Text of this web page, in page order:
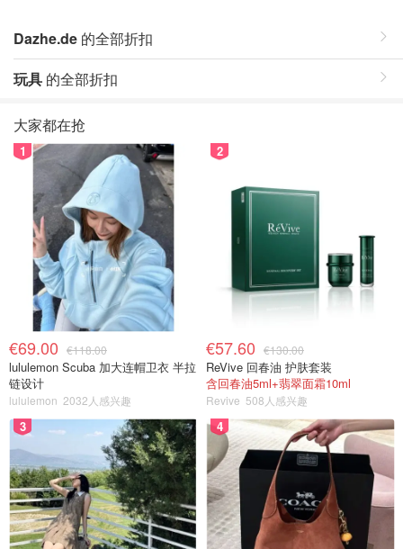
Dazhe.de 的全部折扣
玩具 的全部折扣
大家都在抢
1
€69.00 €118.00
lululemon Scuba 加大连帽卫衣 半拉
链设计
lululemon 2032人感兴趣
2
€57.60 €130.00
ReVive 回春油 护肤套装
含回春油5ml+翡翠面霜10ml
Revive 508人感兴趣
3 4